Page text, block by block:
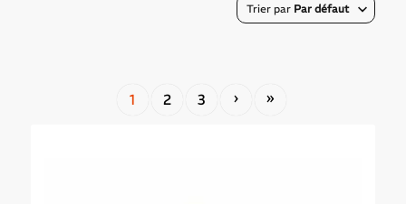
Trier par Par défaut
1 2 3 › »